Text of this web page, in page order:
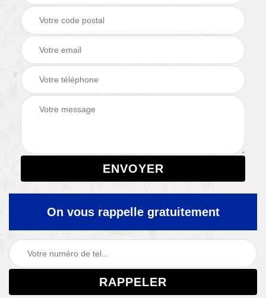
On vous rappelle gratuitement